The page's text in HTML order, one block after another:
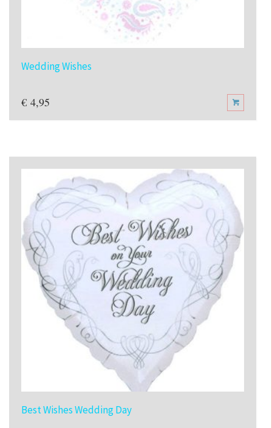
Wedding Wishes
€ 4,95
Best Wishes Wedding Day